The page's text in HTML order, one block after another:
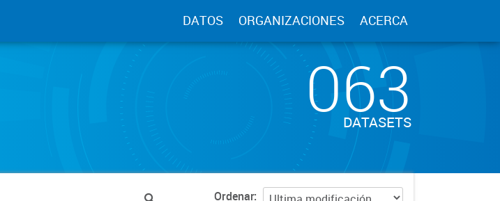
DATOS ORGANIZACIONES ACERCA
063
DATASETS
Ordenar